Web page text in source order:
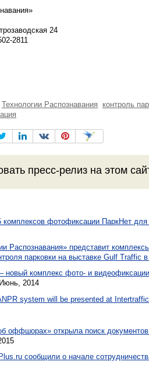
24
2811
Технологии Распознавания
контроль
пресс-релизна этом
комплексов фотофиксации ПаркНет для
Распознавания» представит
парковки на выставке Gulf Traffic
комплекс фото- и видеофиксации
2014
system will be presented at
оффшорах» открыла поиск документов
сообщили о начале